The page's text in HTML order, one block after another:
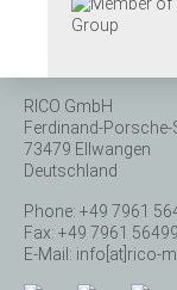
RICO GmbH
Ferdinand-Porsche-
73479 Ellwangen
Deutschland
Phone: +49 7961
Fax: +49 7961
E-Mail: info[at]rico-